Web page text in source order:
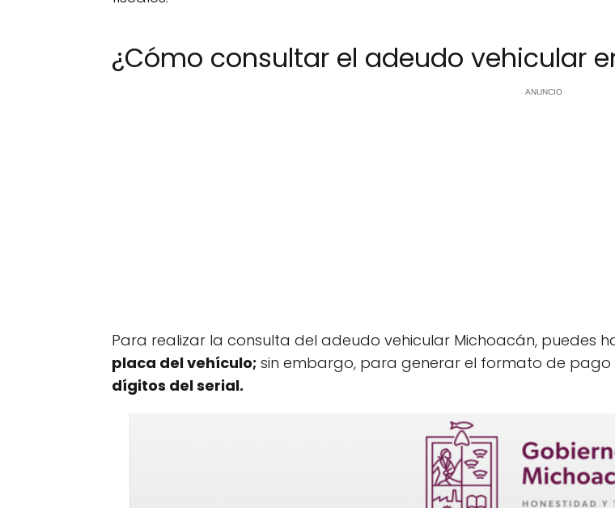
¿Cómo consultar el adeudo vehicular
ANUNCIO
Para realizar la consulta del adeudo vehicular Michoacán, puedes
placa del vehículo; sin embargo, para generar el formato de pago
dígitos del serial.